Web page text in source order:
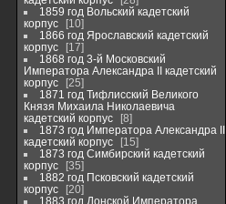
1859 год Вольский кадетский
корпус
10
1866 год Ярославский кадетский
корпус
17
1868 год 3-й Московский
Императора Александра II кадетский
корпус
25
1871 год Тифлисский Великого
Князя Михаила Николаевича
кадетский корпус
8
1873 год Императора Александра II
кадетский корпус
15
1873 год Симбирский кадетский
корпус
35
1882 год Псковский кадетский
корпус
20
1883 год Донской Императора